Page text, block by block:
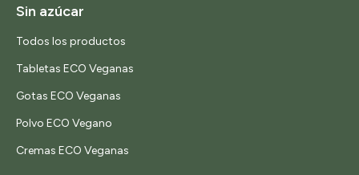
Sin azúcar
Todos los productos
Tabletas ECO Veganas
Gotas ECO Veganas
Polvo ECO Vegano
Cremas ECO Veganas